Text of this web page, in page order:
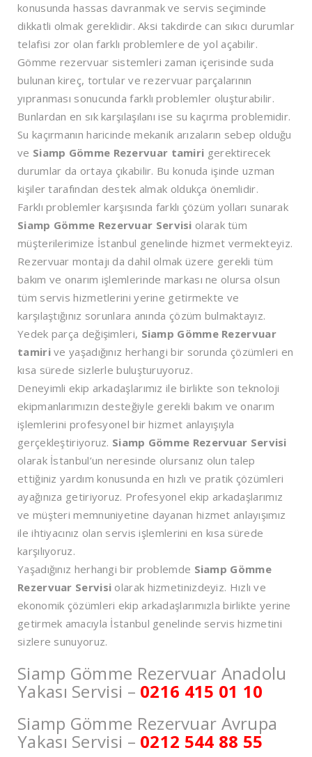
konusunda hassas davranmak ve servis seçiminde
dikkatli olmak gereklidir. Aksi takdirde can sıkıcı durumlar
telafisi zor olan farklı problemlere de yol açabilir.
Gömme rezervuar sistemleri zaman içerisinde suda
bulunan kireç, tortular ve rezervuar parçalarının
yıpranması sonucunda farklı problemler oluşturabilir.
Bunlardan en sık karşılaşılanı ise su kaçırma problemidir.
Su kaçırmanın haricinde mekanik arızaların sebep olduğu
ve Siamp Gömme Rezervuar tamiri gerektirecek
durumlar da ortaya çıkabilir. Bu konuda işinde uzman
kişiler tarafından destek almak oldukça önemlidir.
Farklı problemler karşısında farklı çözüm yolları sunarak
Siamp Gömme Rezervuar Servisi olarak tüm
müşterilerimize İstanbul genelinde hizmet vermekteyiz.
Rezervuar montajı da dahil olmak üzere gerekli tüm
bakım ve onarım işlemlerinde markası ne olursa olsun
tüm servis hizmetlerini yerine getirmekte ve
karşılaştığınız sorunlara anında çözüm bulmaktayız.
Yedek parça değişimleri, Siamp Gömme Rezervuar
tamirive yaşadığınız herhangi bir sorunda çözümleri en
kısa sürede sizlerle buluşturuyoruz.
Deneyimli ekip arkadaşlarımız ile birlikte son teknoloji
ekipmanlarımızın desteğiyle gerekli bakım ve onarım
işlemlerini profesyonel bir hizmet anlayışıyla
gerçekleştiriyoruz. Siamp Gömme Rezervuar Servisi
olarak İstanbul’un neresinde olursanız olun talep
ettiğiniz yardım konusunda en hızlı ve pratik çözümleri
ayağınıza getiriyoruz. Profesyonel ekip arkadaşlarımız
ve müşteri memnuniyetine dayanan hizmet anlayışımız
ile ihtiyacınız olan servis işlemlerini en kısa sürede
karşılıyoruz.
Yaşadığınız herhangi bir problemde Siamp Gömme
Rezervuar Servisi olarak hizmetinizdeyiz. Hızlı ve
ekonomik çözümleri ekip arkadaşlarımızla birlikte yerine
getirmek amacıyla İstanbul genelinde servis hizmetini
sizlere sunuyoruz.
Siamp Gömme Rezervuar Anadolu
Yakası Servisi – 0216 415 01 10
Siamp Gömme Rezervuar Avrupa
Yakası Servisi – 0212 544 88 55